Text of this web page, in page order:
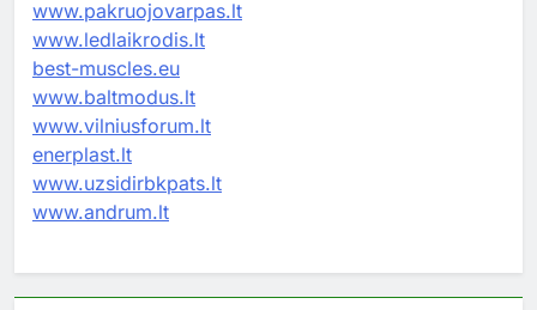
www.pakruojovarpas.lt
www.ledlaikrodis.lt
best-muscles.eu
www.baltmodus.lt
www.vilniusforum.lt
enerplast.lt
www.uzsidirbkpats.lt
www.andrum.lt